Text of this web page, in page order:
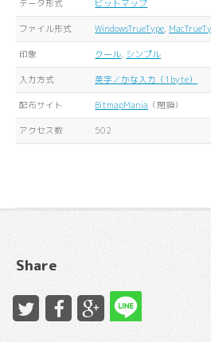
データ形式 ビットマップ
ファイル形式 WindowsTrueType,
印象 クール, シンプル
入力方式 英字／かな入力（1byte）
配布サイト BitmapMania （閉鎖）
アクセス数 502
Share